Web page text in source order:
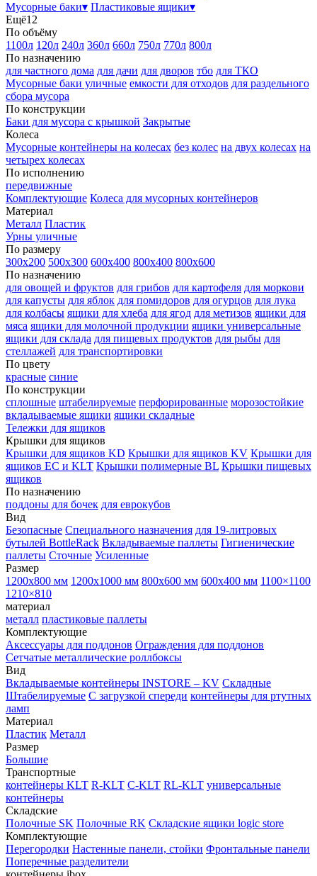
Мусорные баки▾ Пластиковые ящики▾
Ещё12
По объёму
1100л 120л 240л 360л 660л 750л 770л 800л
По назначению
для частного дома для дачи для дворов тбо для ТКО
Мусорные баки уличные емкости для отходов для раздельного
сбора мусора
По конструкции
Баки для мусора с крышкой Закрытые
Колеса
Мусорные контейнеры на колесах без колес на двух колесах на
четырех колесах
По исполнению
передвижные
Комплектующие Колеса для мусорных контейнеров
Материал
Металл Пластик
Урны уличные
По размеру
300х200 500х300 600х400 800х400 800х600
По назначению
для овощей и фруктов для грибов для картофеля для моркови
для капусты для яблок для помидоров для огурцов для лука
для колбасы ящики для хлеба для ягод для метизов ящики для
мяса ящики для молочной продукции ящики универсальные
ящики для склада для пищевых продуктов для рыбы для
стеллажей для транспортировки
По цвету
красные синие
По конструкции
сплошные штабелируемые перфорированные морозостойкие
вкладываемые ящики ящики складные
Тележки для ящиков
Крышки для ящиков
Крышки для ящиков KD Крышки для ящиков KV Крышки для
ящиков EC и KLT Крышки полимерные BL Крышки пищевых
ящиков
По назначению
поддоны для бочек для еврокубов
Вид
Безопасные Специального назначения для 19-литровых
бутылей BottleRack Вкладываемые паллеты Гигиенические
паллеты Сточные Усиленные
Размер
1200х800 мм 1200х1000 мм 800х600 мм 600х400 мм 1100×1100
1210×810
материал
металл пластиковые паллеты
Комплектующие
Аксессуары для поддонов Ограждения для поддонов
Сетчатые металлические роллбоксы
Вид
Вкладываемые контейнеры INSTORE – KV Складные
Штабелируемые С загрузкой спереди контейнеры для ртутных
ламп
Материал
Пластик Металл
Размер
Большие
Транспортные
контейнеры KLT R-KLT C-KLT RL-KLT универсальные
контейнеры
Складские
Полочные SK Полочные RK Складские ящики logic store
Комплектующие
Перегородки Настенные панели, стойки Фронтальные панели
Поперечные разделители